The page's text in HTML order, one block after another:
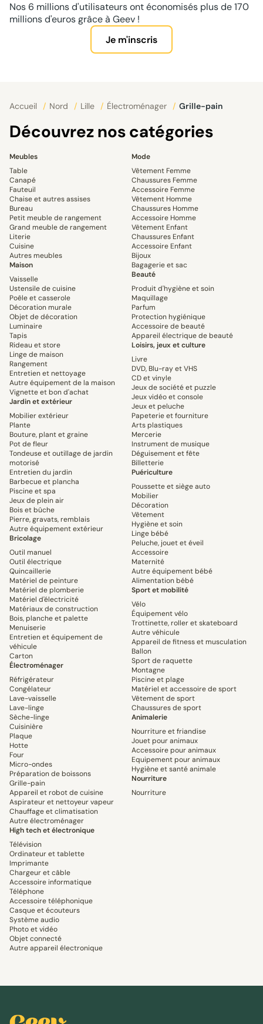
Nos 6 millions d'utilisateurs ont économisés plus de 170
millions d'euros grâce à Geev !
Je m'inscris
Accueil / Nord / Lille / Électroménager / Grille-pain
Découvrez nos catégories
Meubles
Table
Canapé
Fauteuil
Chaise et autres assises
Bureau
Petit meuble de rangement
Grand meuble de rangement
Literie
Cuisine
Autres meubles
Maison
Vaisselle
Ustensile de cuisine
Poêle et casserole
Décoration murale
Objet de décoration
Luminaire
Tapis
Rideau et store
Linge de maison
Rangement
Entretien et nettoyage
Autre équipement de la maison
Vignette et bon d'achat
Jardin et extérieur
Mobilier extérieur
Plante
Bouture, plant et graine
Pot de fleur
Tondeuse et outillage de jardin
motorisé
Entretien du jardin
Barbecue et plancha
Piscine et spa
Jeux de plein air
Bois et bûche
Pierre, gravats, remblais
Autre équipement extérieur
Bricolage
Outil manuel
Outil électrique
Quincaillerie
Matériel de peinture
Matériel de plomberie
Matériel d'électricité
Matériaux de construction
Bois, planche et palette
Menuiserie
Entretien et équipement de
véhicule
Carton
Électroménager
Réfrigérateur
Congélateur
Lave-vaisselle
Lave-linge
Sèche-linge
Cuisinière
Plaque
Hotte
Four
Micro-ondes
Préparation de boissons
Grille-pain
Appareil et robot de cuisine
Aspirateur et nettoyeur vapeur
Chauffage et climatisation
Autre électroménager
High tech et électronique
Télévision
Ordinateur et tablette
Imprimante
Chargeur et câble
Accessoire informatique
Téléphone
Accessoire téléphonique
Casque et écouteurs
Système audio
Photo et vidéo
Objet connecté
Autre appareil électronique
Mode
Vêtement Femme
Chaussures Femme
Accessoire Femme
Vêtement Homme
Chaussures Homme
Accessoire Homme
Vêtement Enfant
Chaussures Enfant
Accessoire Enfant
Bijoux
Bagagerie et sac
Beauté
Produit d'hygiène et soin
Maquillage
Parfum
Protection hygiénique
Accessoire de beauté
Appareil électrique de beauté
Loisirs, jeux et culture
Livre
DVD, Blu-ray et VHS
CD et vinyle
Jeux de société et puzzle
Jeux vidéo et console
Jeux et peluche
Papeterie et fourniture
Arts plastiques
Mercerie
Instrument de musique
Déguisement et fête
Billetterie
Puériculture
Poussette et siège auto
Mobilier
Décoration
Vêtement
Hygiène et soin
Linge bébé
Peluche, jouet et éveil
Accessoire
Maternité
Autre équipement bébé
Alimentation bébé
Sport et mobilité
Vélo
Équipement vélo
Trottinette, roller et skateboard
Autre véhicule
Appareil de fitness et musculation
Ballon
Sport de raquette
Montagne
Piscine et plage
Matériel et accessoire de sport
Vêtement de sport
Chaussures de sport
Animalerie
Nourriture et friandise
Jouet pour animaux
Accessoire pour animaux
Equipement pour animaux
Hygiène et santé animale
Nourriture
Nourriture